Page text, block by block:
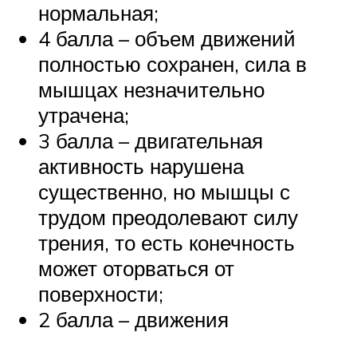
нормальная;
4 балла – объем движений
полностью сохранен, сила в
мышцах незначительно
утрачена;
3 балла – двигательная
активность нарушена
существенно, но мышцы с
трудом преодолевают силу
трения, то есть конечность
может оторваться от
поверхности;
2 балла – движения